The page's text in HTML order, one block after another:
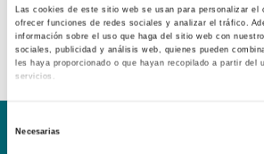
Las cookies de este sitio web se usan para personalizar el
ofrecer funciones de redes sociales y analizar el tráfico.
información sobre el uso que haga del sitio web con
sociales, publicidad y análisis web, quienes pueden
les haya proporcionado o que hayan recopilado a partir del
servicios.
Necesarias
DI-PI. Mompía 18.19